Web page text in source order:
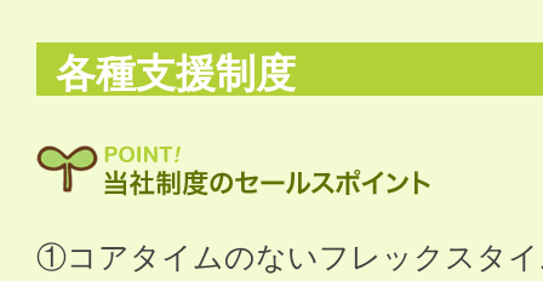
各種支援制度
①コアタイムのないフレックスタ